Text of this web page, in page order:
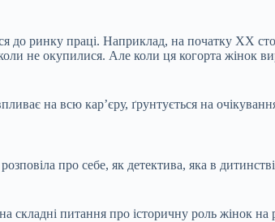
ринку праці. Наприклад, на початку XX
не окупилися. Але коли ця когорта жінок
на всю карʼєру, ґрунтується на
про себе, як детектива, яка в
складні питання про історичну роль жінок